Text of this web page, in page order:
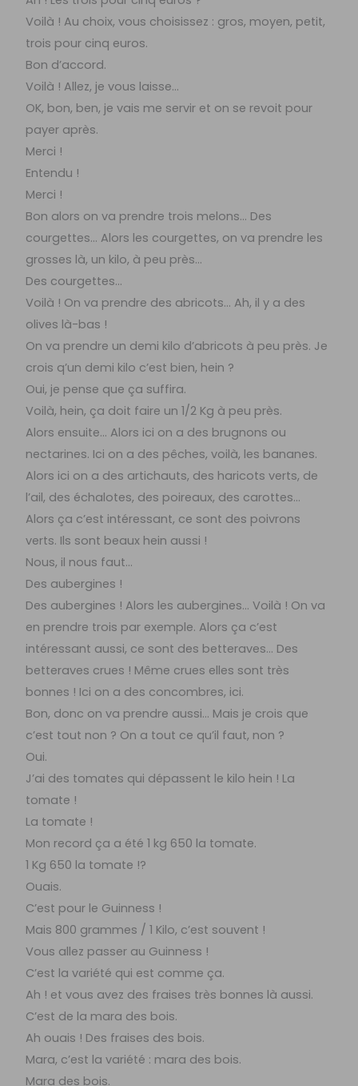
Voilà ! Au choix, vous choisissez : gros, moyen, petit,
trois pour cinq euros.
Bon d’accord.
Voilà ! Allez, je vous laisse…
OK, bon, ben, je vais me servir et on se revoit pour
payer après.
Merci !
Entendu !
Merci !
Bon alors on va prendre trois melons… Des
courgettes… Alors les courgettes, on va prendre les
grosses là, un kilo, à peu près…
Des courgettes…
Voilà ! On va prendre des abricots… Ah, il y a des
olives là-bas !
On va prendre un demi kilo d’abricots à peu près. Je
crois q’un demi kilo c’est bien, hein ?
Oui, je pense que ça suffira.
Voilà, hein, ça doit faire un 1/2 Kg à peu près.
Alors ensuite… Alors ici on a des brugnons ou
nectarines. Ici on a des pêches, voilà, les bananes.
Alors ici on a des artichauts, des haricots verts, de
l’ail, des échalotes, des poireaux, des carottes…
Alors ça c’est intéressant, ce sont des poivrons
verts. Ils sont beaux hein aussi !
Nous, il nous faut…
Des aubergines !
Des aubergines ! Alors les aubergines… Voilà ! On va
en prendre trois par exemple. Alors ça c’est
intéressant aussi, ce sont des betteraves… Des
betteraves crues ! Même crues elles sont très
bonnes ! Ici on a des concombres, ici.
Bon, donc on va prendre aussi… Mais je crois que
c’est tout non ? On a tout ce qu’il faut, non ?
Oui.
J’ai des tomates qui dépassent le kilo hein ! La
tomate !
La tomate !
Mon record ça a été 1 kg 650 la tomate.
1 Kg 650 la tomate !?
Ouais.
C’est pour le Guinness !
Mais 800 grammes / 1 Kilo, c’est souvent !
Vous allez passer au Guinness !
C’est la variété qui est comme ça.
Ah ! et vous avez des fraises très bonnes là aussi.
C’est de la mara des bois.
Ah ouais ! Des fraises des bois.
Mara, c’est la variété : mara des bois.
Mara des bois.